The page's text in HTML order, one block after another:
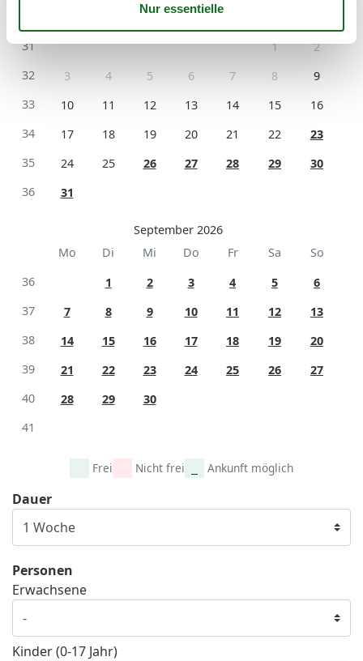
Mi Do
31
1
2
32
3 4 5 6 7 8
9
33
10 11 12 13 14 15
16
34
17 18 19 20 21 22
23
35
24 25 26 27 28 29
30
36
31
September 2026
Mo
Di Mi Do Fr Sa
So
36
1 2 3 4 5
6
37
7 8 9 10 11 12
13
38
14 15 16 17 18 19
20
39
21 22 23 24 25 26
27
40
28 29
30
41
Frei Nicht frei Ankunft möglich
Dauer
Personen
Erwachsene
Kinder (0-17 Jahr)